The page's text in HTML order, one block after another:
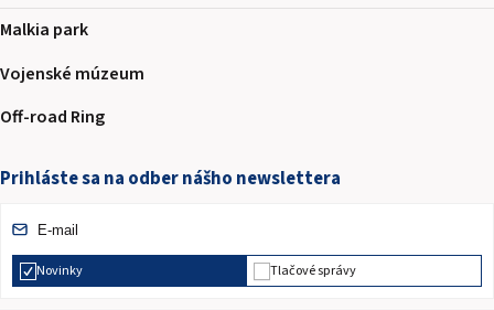
Malkia park
Vojenské múzeum
Off-road Ring
Prihláste sa na odber nášho newslettera
Novinky Tlačové správy